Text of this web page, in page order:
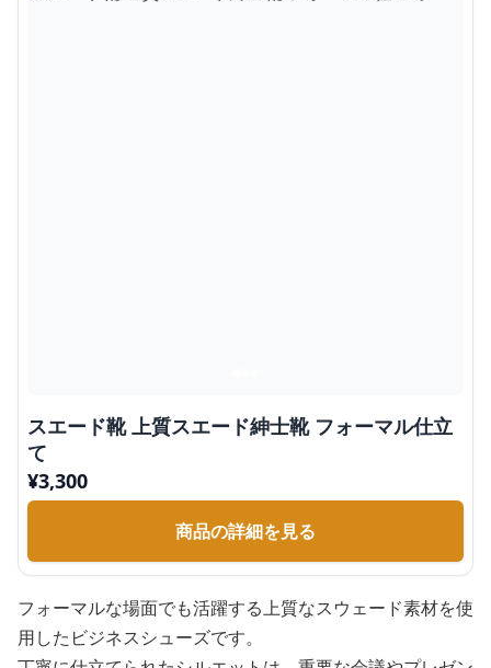
スエード靴 上質スエード紳士靴 フォーマル仕立
て
¥3,300
商品の詳細を見る
フォーマルな場面でも活躍する上質なスウェード素材を使
用したビジネスシューズです。